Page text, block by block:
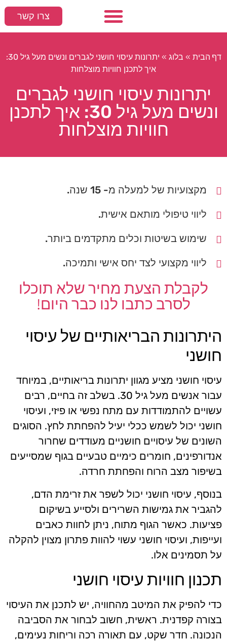
צרו קשר
דף הבית » בלוג »
יתרונות עיסוי חושני לגברים ונשים מעל גיל 30:
איך לתכנן חוויות מוצלחות
יתרונות עיסוי חושני לגברים
ונשים מעל גיל 30: איך לתכנן
חוויות מוצלחות
מקצועיות של למעלה מ- 15 שנה.
ליווי טיפולי מותאם אישית.
שימוש בשיטות וכלים מתקדמים ביותר.
ליווי מקצועי לצד יחס אישי ותמיכה.
לקבלת הצעת מחיר שלא תוכלו
לסרב כתבו לנו כבר היום!
היתרונות הבריאותיים של עיסוי
חושני
עיסוי חושני מציע מגוון יתרונות בריאותיים, במיוחד
עבור אנשים מעל גיל 30. בשלב זה בחיים, רבים
עשויים להתמודדות עם מתח נפשי או פיזי, ועיסוי
חושני יכול לשמש ככלי יעיל להפחתת לחץ. הסוגים
השונים של עיסויים חושניים מעודדים שחרור
אנדורפינים, חומרים כימיים טבעיים בגוף שמסייעים
בשיפור מצב הרוח והפחתת חרדה.
בנוסף, עיסוי חושני יכול לשפר את זרימת הדם,
להגביר את גמישות השרירים ולסייע בשיקום
פציעות. כאשר הגוף מתוח, ניתן לחוות כאבים
ועייפות, ועיסוי חושני עשוי להוות פתרון מצוין להקלה
על תסמינים אלו.
תכנון חוויות עיסוי חושני
כדי להפיק את המיטב מהחוויה, יש לתכנן את העיסוי
בצורה קפדנית. ראשית, חשוב לבחור את הסביבה
הנכונה. חדר שקט, עם תאורה רכה וריחות נעימים,